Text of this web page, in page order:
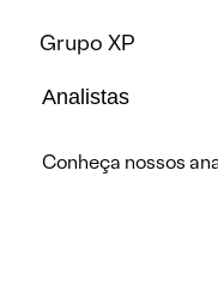
Grupo XP
Analistas
Conheça nossos